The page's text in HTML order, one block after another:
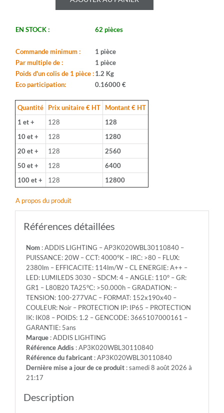
-
20W
CCT:
4000°K
IRC:
>80
FLUX:
2380lm
EFFICACITE:
114lm/W
A++
LED:
3030
-
SDCM:
4
-
ANGLE:
110°
-
GR1
-
L80B20
TA25°C:
EN STOCK : 62 pièces
Commande minimum :
1 pièce
Par multiple de :
1 pièce
Poids d'un colis de 1 pièce :1.2 Kg
Eco participation:
0.16000 €
Quantité Prix unitaire € HT
Montant € HT
1 et +
128
128
10 et +
128
1280
20 et +
128
2560
50 et +
128
6400
100 et +
128 12800
A propos du produit
Références détaillées
Nom: ADDIS LIGHTING – AP3K020WBL30110840 –
PUISSANCE: 20W – CCT: 4000°K – IRC: >80 – FLUX:
2380lm – EFFICACITE: 114lm/W – CL ENERGIE: A++ –
LED: LUMILEDS 3030 – SDCM: 4 – ANGLE: 110° – GR:
GR1 – L80B20 TA25°C: >50.000h – GRADATION: –
TENSION: 100-277VAC – FORMAT: 152x190x40 –
COULEUR: Noir – PROTECTION IP: IP65 – PROTECTION
IK: IK08 – POIDS: 1.2 – GENCODE: 3665107000161 –
GARANTIE: 5ans
Marque: ADDIS LIGHTING
Référence Addis: AP3K020WBL30110840
Référence du fabricant: AP3K020WBL30110840
Dernière mise a jour de ce produit: samedi 8 août 2026 à
21:17
Description